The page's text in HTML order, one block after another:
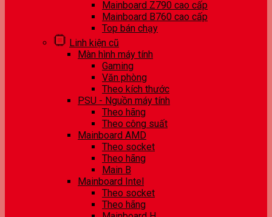
Mainboard Z790 cao cấp
Mainboard B760 cao cấp
Top bán chạy
Linh kiện cũ
Màn hình máy tính
Gaming
Văn phòng
Theo kích thước
PSU - Nguồn máy tính
Theo hãng
Theo công suất
Mainboard AMD
Theo socket
Theo hãng
Main B
Mainboard Intel
Theo socket
Theo hãng